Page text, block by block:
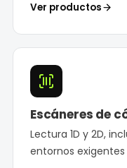
Ver productos
Escáneres de
Lectura 1D y 2D,
entornos